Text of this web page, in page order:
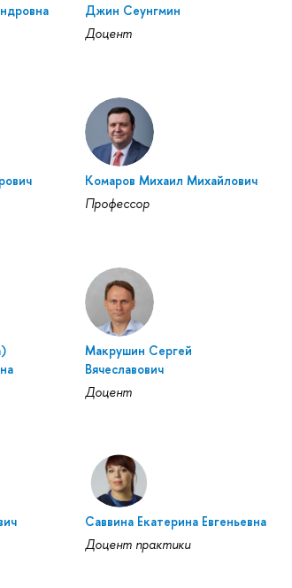
Джин Сеунгмин
Доцент
Комаров Михаил Михайлович
Профессор
Макрушин Сергей
Вячеславович
Доцент
Саввина Екатерина Евгеньевна
Доцент практики